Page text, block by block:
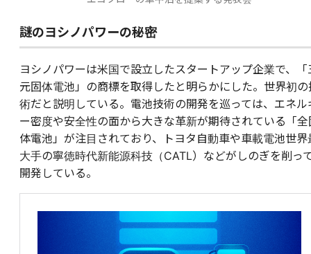
謎のヨシノパワーの秘密
ヨシノパワーは米国で設立したスタートアップ企業で、「
元固体電池」の商標を取得したと明らかにした。世界初の
術だと説明している。電池技術の開発を巡っては、エネル
ー密度や安全性の面から大きな革新が期待されている「全
体電池」が注目されており、トヨタ自動車や車載電池世界
大手の寧徳時代新能源科技（CATL）などがしのぎを削っ
開発している。